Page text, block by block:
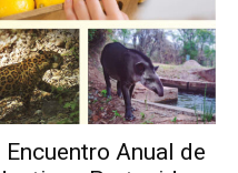
Anual de